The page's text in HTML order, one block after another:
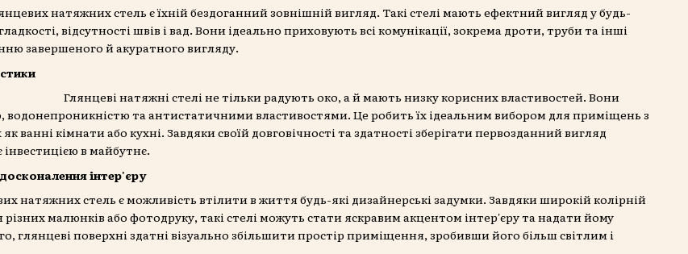
натяжних стель є їхній бездоганний зовнішній вигляд. Такі стелі мають ефектний вигляд у будь-
відсутності швів і вад. Вони ідеально приховують всі комунікації, зокрема дроти, труби та інші
завершеного й акуратного вигляду.
Глянцеві натяжні стелі не тільки радують око, а й мають низку корисних властивостей. Вони
водонепроникністю та антистатичними властивостями. Це робить їх ідеальним вибором для приміщень з
ванні кімнати або кухні. Завдяки своїй довговічності та здатності зберігати первозданний вигляд
інвестицією в майбутнє.
інтер'єру
натяжних стель є можливість втілити в життя будь-які дизайнерські задумки. Завдяки широкій колірній
малюнків або фотодруку, такі стелі можуть стати яскравим акцентом інтер'єру та надати йому
глянцеві поверхні здатні візуально збільшити простір приміщення, зробивши його більш світлим і